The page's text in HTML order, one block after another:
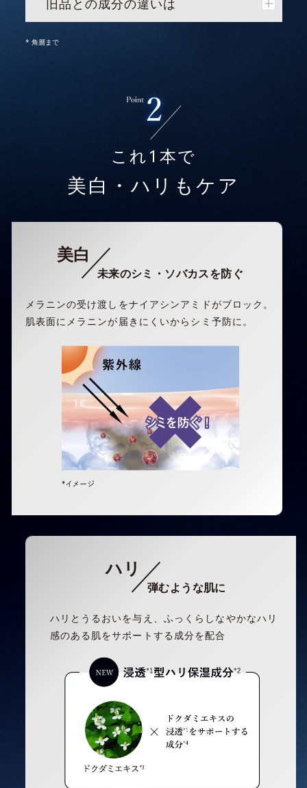
旧品との成分の違いは
* 角層まで
これ1本で
美白・ハリもケア
美白
未来のシミ・ソバカスを防ぐ
メラニンの受け渡しをナイアシンアミドがブロック。
肌表面にメラニンが届きにくいからシミ予防に。
ハリ
弾むような肌に
ハリとうるおいを与え、ふっくらしなやかなハリ
感のある肌をサポートする成分を配合